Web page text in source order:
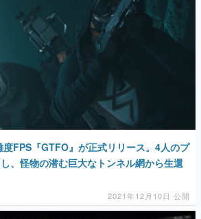
FPS『GTFO』が正式リリース。4人のプ
、怪物の潜む巨大なトンネル網から生還
2021年12月10日 公開